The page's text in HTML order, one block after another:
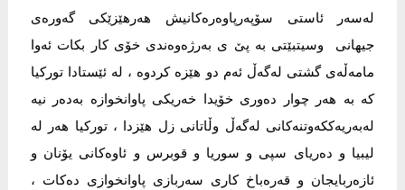
لەسەر ئاستی سۆپەرپاوەرەکانیش هەرهێزێکی گەورەی
جیهانی وسیتبێتی بە پێ ی بەرژەوەندی خۆی کار بکات ئەوا
مامەڵەی گشتی لەگەڵ ئەم دو هێزە کردوە ، لە ئێستادا تورکیا
کە بە هەر چوار دەوری خۆیدا خەریکی پاوانخوازە بەدەر نیە
لەبەریەککەوتنەکانی لەگەڵ وڵاتانی زل هێزدا ، تورکیا هەر لە
لیبیا و دەریای سپی و سوریا و قوبرس و ئاوەکانی یۆنان و
ئازەربایجان و قەرەباخ کاری سەربازی پاوانخوازی دەکات ،